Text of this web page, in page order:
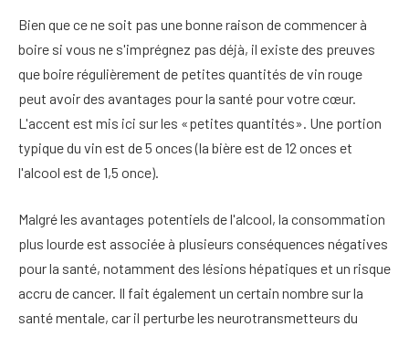
Bien que ce ne soit pas une bonne raison de commencer à
boire si vous ne s'imprégnez pas déjà, il existe des preuves
que boire régulièrement de petites quantités de vin rouge
peut avoir des avantages pour la santé pour votre cœur.
L'accent est mis ici sur les «petites quantités». Une portion
typique du vin est de 5 onces (la bière est de 12 onces et
l'alcool est de 1,5 once).
Malgré les avantages potentiels de l'alcool, la consommation
plus lourde est associée à plusieurs conséquences négatives
pour la santé, notamment des lésions hépatiques et un risque
accru de cancer. Il fait également un certain nombre sur la
santé mentale, car il perturbe les neurotransmetteurs du